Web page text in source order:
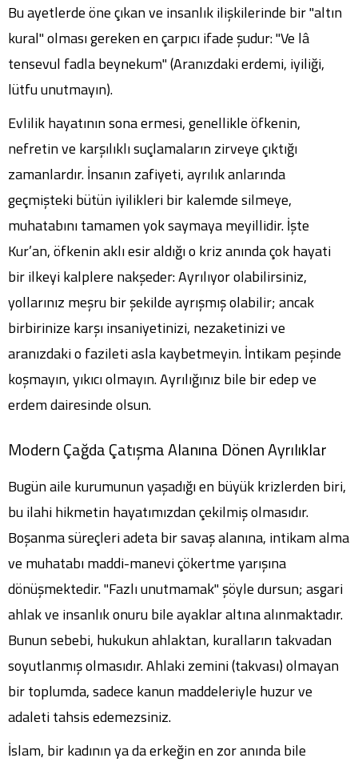
Bu ayetlerde öne çıkan ve insanlık ilişkilerinde bir "altın
kural" olması gereken en çarpıcı ifade şudur: "Ve lâ
tensevul fadla beynekum" (Aranızdaki erdemi, iyiliği,
lütfu unutmayın).
Evlilik hayatının sona ermesi, genellikle öfkenin,
nefretin ve karşılıklı suçlamaların zirveye çıktığı
zamanlardır. İnsanın zafiyeti, ayrılık anlarında
geçmişteki bütün iyilikleri bir kalemde silmeye,
muhatabını tamamen yok saymaya meyillidir. İşte
Kur’an, öfkenin aklı esir aldığı o kriz anında çok hayati
bir ilkeyi kalplere nakşeder: Ayrılıyor olabilirsiniz,
yollarınız meşru bir şekilde ayrışmış olabilir; ancak
birbirinize karşı insaniyetinizi, nezaketinizi ve
aranızdaki o fazileti asla kaybetmeyin. İntikam peşinde
koşmayın, yıkıcı olmayın. Ayrılığınız bile bir edep ve
erdem dairesinde olsun.
Modern Çağda Çatışma Alanına Dönen Ayrılıklar
Bugün aile kurumunun yaşadığı en büyük krizlerden biri,
bu ilahi hikmetin hayatımızdan çekilmiş olmasıdır.
Boşanma süreçleri adeta bir savaş alanına, intikam alma
ve muhatabı maddi-manevi çökertme yarışına
dönüşmektedir. "Fazlı unutmamak" şöyle dursun; asgari
ahlak ve insanlık onuru bile ayaklar altına alınmaktadır.
Bunun sebebi, hukukun ahlaktan, kuralların takvadan
soyutlanmış olmasıdır. Ahlaki zemini (takvası) olmayan
bir toplumda, sadece kanun maddeleriyle huzur ve
adaleti tahsis edemezsiniz.
İslam, bir kadının ya da erkeğin en zor anında bile